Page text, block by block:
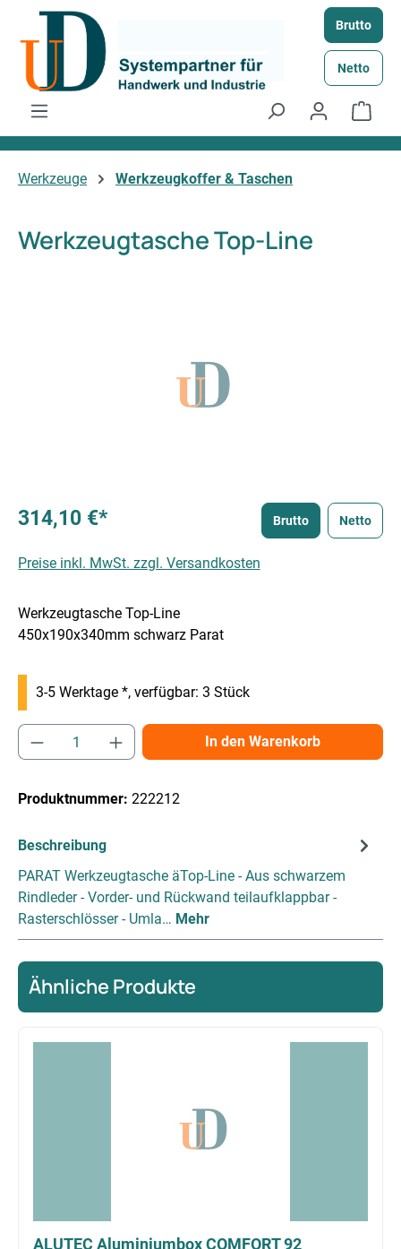
Zum Hauptinhalt springen Brutto
Netto
Werkzeuge Werkzeugkoffer & Taschen
Werkzeugtasche Top-Line
314,10 €* Brutto Netto
Preise inkl. MwSt. zzgl. Versandkosten
Werkzeugtasche Top-Line
450x190x340mm schwarz Parat
3-5 Werktage *, verfügbar: 3 Stück
Produkt Anzahl: Gib den gewünschten
In den Warenkorb
Produktnummer: 222212
Beschreibung
PARAT Werkzeugtasche äTop-Line - Aus schwarzem
Rindleder - Vorder- und Rückwand teilaufklappbar -
Rasterschlösser - Umla… Mehr
Ähnliche Produkte
ALUTEC Aluminiumbox COMFORT 92